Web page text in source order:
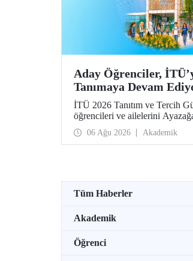
Aday Öğrenciler,
Tanımaya Devam
İTÜ 2026 Tanıtım ve Tercih
öğrencileri ve ailelerini
ağırlamaya devam ediyor.
Günleri 7 Ağustos’ta
ve birimler adaylara bilgi
06 Ağu 2026 Akademik
Tüm Haberler
Akademik
Öğrenci